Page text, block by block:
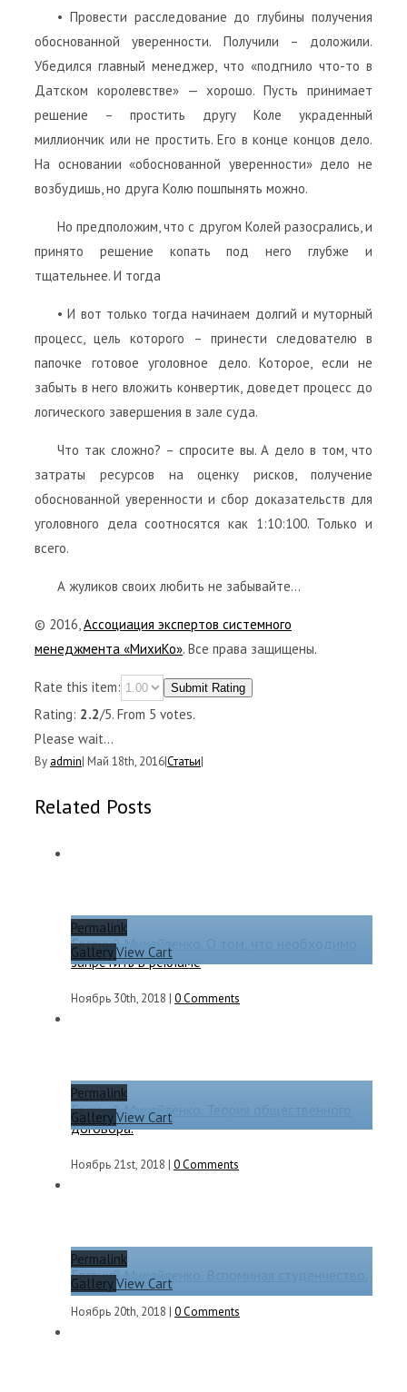
• Провести расследование до глубины получения
обоснованной уверенности. Получили – доложили.
Убедился главный менеджер, что «подгнило что-то в
Датском королевстве» — хорошо. Пусть принимает
решение – простить другу Коле украденный
миллиончик или не простить. Его в конце концов дело.
На основании «обоснованной уверенности» дело не
возбудишь, но друга Колю пошпынять можно.
Но предположим, что с другом Колей разосрались, и
принято решение копать под него глубже и
тщательнее. И тогда
• И вот только тогда начинаем долгий и муторный
процесс, цель которого – принести следователю в
папочке готовое уголовное дело. Которое, если не
забыть в него вложить конвертик, доведет процесс до
логического завершения в зале суда.
Что так сложно? – спросите вы. А дело в том, что
затраты ресурсов на оценку рисков, получение
обоснованной уверенности и сбор доказательств для
уголовного дела соотносятся как 1:10:100. Только и
всего.
А жуликов своих любить не забывайте…
© 2016, Ассоциация экспертов системного
менеджмента «МихиКо». Все права защищены.
Rate this item: Submit Rating
Rating: 2.2/5. From 5 votes.
Please wait...
By admin| Май 18th, 2016|Статьи|
Related Posts
Permalink
GalleryView Cart
Евгений Михайленко. О том, что необходимо
запретить в рекламе
Ноябрь 30th, 2018 | 0 Comments
Permalink
GalleryView Cart
Евгений Михайленко. Теория общественного
договора.
Ноябрь 21st, 2018 | 0 Comments
Permalink
GalleryView Cart
Евгений Михайленко. Вспоминая студенчество.
Ноябрь 20th, 2018 | 0 Comments